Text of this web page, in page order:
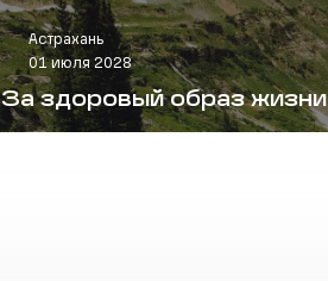
Астрахань
01 июля 2028
За здоровый образ жизни